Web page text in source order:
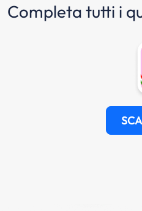
Completa tutti i